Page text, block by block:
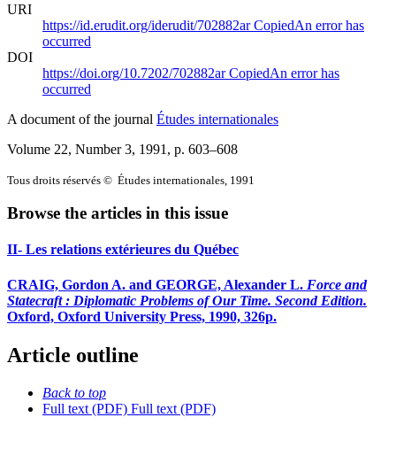
URI
https://id.erudit.org/iderudit/702882arCopiedAn error has
occurred
DOI
https://doi.org/10.7202/702882arCopiedAn error has
occurred
A document of the journal Études internationales
Volume 22, Number 3, 1991 , p. 603–608
Tous droits réservés © Études internationales, 1991
Browse the articles in this issue
II- Les relations extérieures du Québec
CRAIG, Gordon A. and GEORGE, Alexander L. Force and
Statecraft : Diplomatic Problems of Our Time. Second Edition.
Oxford, Oxford University Press, 1990, 326p.
Article outline
Back to top
Full text (PDF) Full text (PDF)